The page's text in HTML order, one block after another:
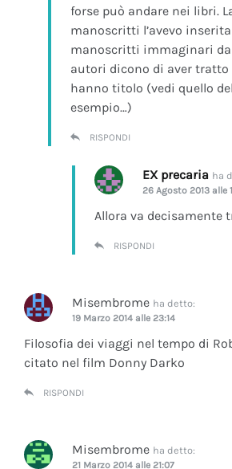
forse può andare nei libri.
manoscritti l’avevo
manoscritti immaginari da
autori dicono di aver
hanno titolo (vedi quello
esempio…)
RISPONDI
EX precaria ha
26 Agosto 2013 alle
Allora va decisamente
RISPONDI
Misembrome ha detto:
19 Marzo 2014 alle 23:14
Filosofia dei viaggi nel tempo di
citato nel film Donny Darko
RISPONDI
Misembrome ha detto:
21 Marzo 2014 alle 21:07